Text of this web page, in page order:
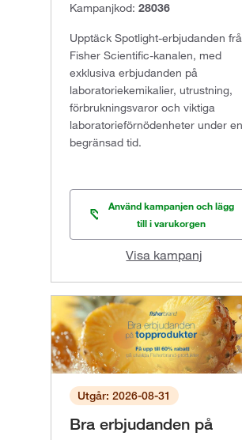
Kampanjkod: 28036
Upptäck Spotlight-erbjudanden
Fisher Scientific-kanalen, med
exklusiva erbjudanden på
laboratoriekemikalier, utrustning,
förbrukningsvaror och viktiga
laboratorieförnödenheter under en
begränsad tid.
Använd kampanjen och lägg
till i varukorgen
Visa kampanj
Utgår: 2026-08-31
Bra erbjudanden på